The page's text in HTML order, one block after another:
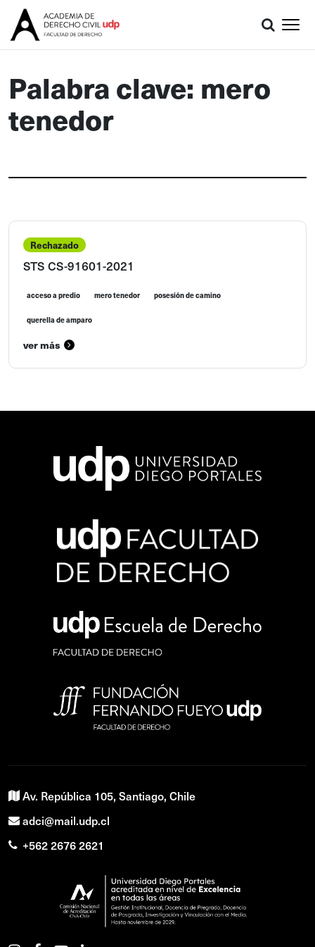
Palabra clave: mero
tenedor
Rechazado
STS CS-91601-2021
acceso a predio mero tenedor posesión de camino
querella de amparo
ver más
Av. República 105, Santiago, Chile
adci@mail.udp.cl
+562 2676 2621